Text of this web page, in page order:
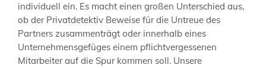
individuell ein. Es macht einen großen Unterschied aus,
ob der Privatdetektiv Beweise für die Untreue des
Partners zusammenträgt oder innerhalb eines
Unternehmensgefüges einem pflichtvergessenen
Mitarbeiter auf die Spur kommen soll. Unsere